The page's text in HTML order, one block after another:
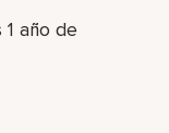
año de